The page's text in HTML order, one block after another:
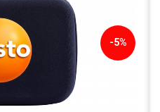
-5%